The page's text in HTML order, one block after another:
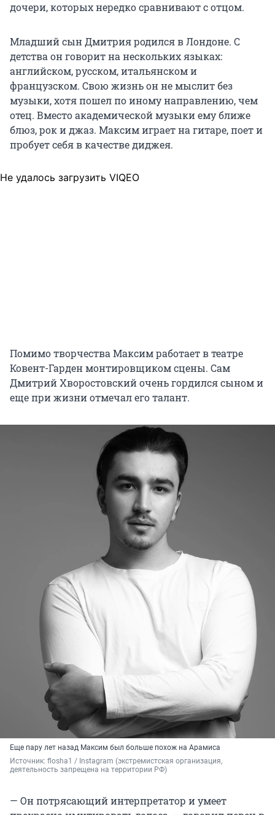
дочери, которых нередко сравнивают с отцом.
Младший сын Дмитрия родился в Лондоне. С
детства он говорит на нескольких языках:
английском, русском, итальянском и
французском. Свою жизнь он не мыслит без
музыки, хотя пошел по иному направлению, чем
отец. Вместо академической музыки ему ближе
блюз, рок и джаз. Максим играет на гитаре, поет и
пробует себя в качестве диджея.
Не удалось загрузить VIQEO
Помимо творчества Максим работает в театре
Ковент-Гарден монтировщиком сцены. Сам
Дмитрий Хворостовский очень гордился сыном и
еще при жизни отмечал его талант.
Еще пару лет назад Максим был больше похож на Арамиса
Источник: flosha1 / Instagram (экстремистская организация,
деятельность запрещена на территории РФ)
— Он потрясающий интерпретатор и умеет